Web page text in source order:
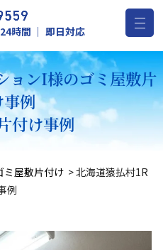
時間 ｜ 即日対応
ョンI様のゴミ屋敷片
例
付け事例
ミ屋敷片付け >北海道猿払村1R
例